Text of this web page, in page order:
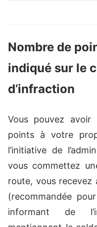
Nombre de
indiqué sur le
d’infraction
Vous pouvez
points à votre
l’initiative de
vous commettez
route, vous recevez
(recommandée
informant de